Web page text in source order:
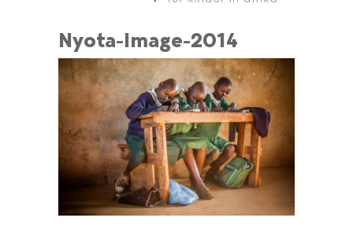
Nyota-Image-2014